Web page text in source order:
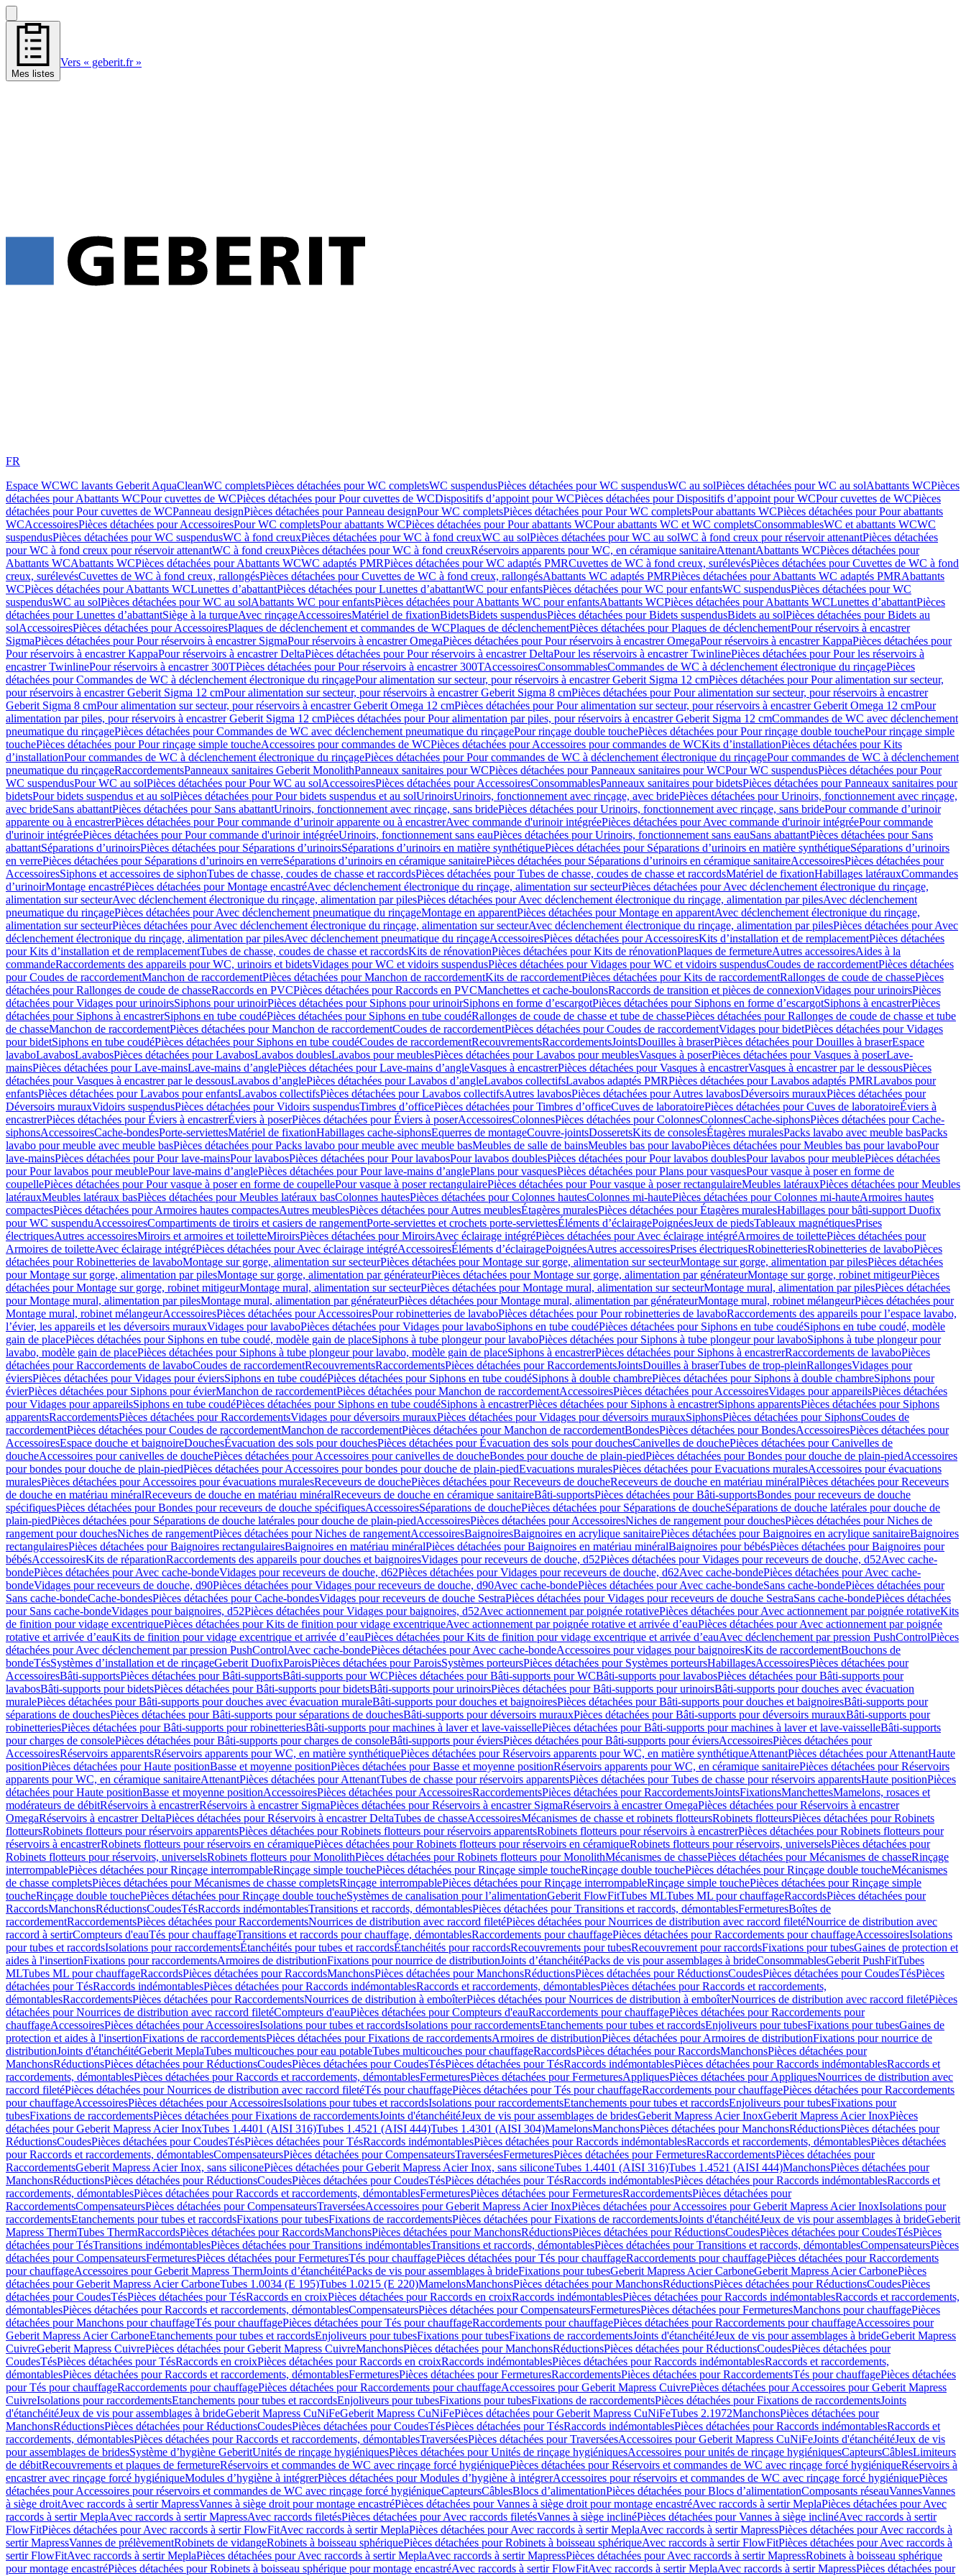
Mes listes
Vers « geberit.fr »
FR
Espace WCWC lavants Geberit AquaCleanWC completsPièces détachées pour WC completsWC suspendusPièces détachées pour WC suspendusWC au solPièces détachées pour WC au solAbattants WCPièces
détachées pour Abattants WCPour cuvettes de WCPièces détachées pour Pour cuvettes de WCDispositifs d’appoint pour WCPièces détachées pour Dispositifs d’appoint pour WCPour cuvettes de WCPièces
détachées pour Pour cuvettes de WCPanneau designPièces détachées pour Panneau designPour WC completsPièces détachées pour Pour WC completsPour abattants WCPièces détachées pour Pour abattants
WCAccessoiresPièces détachées pour AccessoiresPour WC completsPour abattants WCPièces détachées pour Pour abattants WCPour abattants WC et WC completsConsommablesWC et abattants WCWC
suspendusPièces détachées pour WC suspendusWC à fond creuxPièces détachées pour WC à fond creuxWC au solPièces détachées pour WC au solWC à fond creux pour réservoir attenantPièces détachées
pour WC à fond creux pour réservoir attenantWC à fond creuxPièces détachées pour WC à fond creuxRéservoirs apparents pour WC, en céramique sanitaireAttenantAbattants WCPièces détachées pour
Abattants WCAbattants WCPièces détachées pour Abattants WCWC adaptés PMRPièces détachées pour WC adaptés PMRCuvettes de WC à fond creux, surélevésPièces détachées pour Cuvettes de WC à fond
creux, surélevésCuvettes de WC à fond creux, rallongésPièces détachées pour Cuvettes de WC à fond creux, rallongésAbattants WC adaptés PMRPièces détachées pour Abattants WC adaptés PMRAbattants
WCPièces détachées pour Abattants WCLunettes d’abattantPièces détachées pour Lunettes d’abattantWC pour enfantsPièces détachées pour WC pour enfantsWC suspendusPièces détachées pour WC
suspendusWC au solPièces détachées pour WC au solAbattants WC pour enfantsPièces détachées pour Abattants WC pour enfantsAbattants WCPièces détachées pour Abattants WCLunettes d’abattantPièces
détachées pour Lunettes d’abattantSiège à la turqueAvec rinçageAccessoiresMatériel de fixationBidetsBidets suspendusPièces détachées pour Bidets suspendusBidets au solPièces détachées pour Bidets au
solAccessoiresPièces détachées pour AccessoiresPlaques de déclenchement et commandes de WCPlaques de déclenchementPièces détachées pour Plaques de déclenchementPour réservoirs à encastrer
SigmaPièces détachées pour Pour réservoirs à encastrer SigmaPour réservoirs à encastrer OmegaPièces détachées pour Pour réservoirs à encastrer OmegaPour réservoirs à encastrer KappaPièces détachées pour
Pour réservoirs à encastrer KappaPour réservoirs à encastrer DeltaPièces détachées pour Pour réservoirs à encastrer DeltaPour les réservoirs à encastrer TwinlinePièces détachées pour Pour les réservoirs à
encastrer TwinlinePour réservoirs à encastrer 300TPièces détachées pour Pour réservoirs à encastrer 300TAccessoiresConsommablesCommandes de WC à déclenchement électronique du rinçagePièces
détachées pour Commandes de WC à déclenchement électronique du rinçagePour alimentation sur secteur, pour réservoirs à encastrer Geberit Sigma 12 cmPièces détachées pour Pour alimentation sur secteur,
pour réservoirs à encastrer Geberit Sigma 12 cmPour alimentation sur secteur, pour réservoirs à encastrer Geberit Sigma 8 cmPièces détachées pour Pour alimentation sur secteur, pour réservoirs à encastrer
Geberit Sigma 8 cmPour alimentation sur secteur, pour réservoirs à encastrer Geberit Omega 12 cmPièces détachées pour Pour alimentation sur secteur, pour réservoirs à encastrer Geberit Omega 12 cmPour
alimentation par piles, pour réservoirs à encastrer Geberit Sigma 12 cmPièces détachées pour Pour alimentation par piles, pour réservoirs à encastrer Geberit Sigma 12 cmCommandes de WC avec déclenchement
pneumatique du rinçagePièces détachées pour Commandes de WC avec déclenchement pneumatique du rinçagePour rinçage double touchePièces détachées pour Pour rinçage double touchePour rinçage simple
touchePièces détachées pour Pour rinçage simple toucheAccessoires pour commandes de WCPièces détachées pour Accessoires pour commandes de WCKits d’installationPièces détachées pour Kits
d’installationPour commandes de WC à déclenchement électronique du rinçagePièces détachées pour Pour commandes de WC à déclenchement électronique du rinçagePour commandes de WC à déclenchement
pneumatique du rinçageRaccordementsPanneaux sanitaires Geberit MonolithPanneaux sanitaires pour WCPièces détachées pour Panneaux sanitaires pour WCPour WC suspendusPièces détachées pour Pour
WC suspendusPour WC au solPièces détachées pour Pour WC au solAccessoiresPièces détachées pour AccessoiresConsommablesPanneaux sanitaires pour bidetsPièces détachées pour Panneaux sanitaires pour
bidetsPour bidets suspendus et au solPièces détachées pour Pour bidets suspendus et au solUrinoirsUrinoirs, fonctionnement avec rinçage, avec bridePièces détachées pour Urinoirs, fonctionnement avec rinçage,
avec brideSans abattantPièces détachées pour Sans abattantUrinoirs, fonctionnement avec rinçage, sans bridePièces détachées pour Urinoirs, fonctionnement avec rinçage, sans bridePour commande d’urinoir
apparente ou à encastrerPièces détachées pour Pour commande d’urinoir apparente ou à encastrerAvec commande d'urinoir intégréePièces détachées pour Avec commande d'urinoir intégréePour commande
d'urinoir intégréePièces détachées pour Pour commande d'urinoir intégréeUrinoirs, fonctionnement sans eauPièces détachées pour Urinoirs, fonctionnement sans eauSans abattantPièces détachées pour Sans
abattantSéparations d’urinoirsPièces détachées pour Séparations d’urinoirsSéparations d’urinoirs en matière synthétiquePièces détachées pour Séparations d’urinoirs en matière synthétiqueSéparations d’urinoirs
en verrePièces détachées pour Séparations d’urinoirs en verreSéparations d’urinoirs en céramique sanitairePièces détachées pour Séparations d’urinoirs en céramique sanitaireAccessoiresPièces détachées pour
AccessoiresSiphons et accessoires de siphonTubes de chasse, coudes de chasse et raccordsPièces détachées pour Tubes de chasse, coudes de chasse et raccordsMatériel de fixationHabillages latérauxCommandes
dʼurinoirMontage encastréPièces détachées pour Montage encastréAvec déclenchement électronique du rinçage, alimentation sur secteurPièces détachées pour Avec déclenchement électronique du rinçage,
alimentation sur secteurAvec déclenchement électronique du rinçage, alimentation par pilesPièces détachées pour Avec déclenchement électronique du rinçage, alimentation par pilesAvec déclenchement
pneumatique du rinçagePièces détachées pour Avec déclenchement pneumatique du rinçageMontage en apparentPièces détachées pour Montage en apparentAvec déclenchement électronique du rinçage,
alimentation sur secteurPièces détachées pour Avec déclenchement électronique du rinçage, alimentation sur secteurAvec déclenchement électronique du rinçage, alimentation par pilesPièces détachées pour Avec
déclenchement électronique du rinçage, alimentation par pilesAvec déclenchement pneumatique du rinçageAccessoiresPièces détachées pour AccessoiresKits d’installation et de remplacementPièces détachées
pour Kits d’installation et de remplacementTubes de chasse, coudes de chasse et raccordsKits de rénovationPièces détachées pour Kits de rénovationPlaques de fermetureAutres accessoiresAides à la
commandeRaccordements des appareils pour WC, urinoirs et bidetsVidages pour WC et vidoirs suspendusPièces détachées pour Vidages pour WC et vidoirs suspendusCoudes de raccordementPièces détachées
pour Coudes de raccordementManchon de raccordementPièces détachées pour Manchon de raccordementKits de raccordementPièces détachées pour Kits de raccordementRallonges de coude de chassePièces
détachées pour Rallonges de coude de chasseRaccords en PVCPièces détachées pour Raccords en PVCManchettes et cache-boulonsRaccords de transition et pièces de connexionVidages pour urinoirsPièces
détachées pour Vidages pour urinoirsSiphons pour urinoirPièces détachées pour Siphons pour urinoirSiphons en forme d’escargotPièces détachées pour Siphons en forme d’escargotSiphons à encastrerPièces
détachées pour Siphons à encastrerSiphons en tube coudéPièces détachées pour Siphons en tube coudéRallonges de coude de chasse et tube de chassePièces détachées pour Rallonges de coude de chasse et tube
de chasseManchon de raccordementPièces détachées pour Manchon de raccordementCoudes de raccordementPièces détachées pour Coudes de raccordementVidages pour bidetPièces détachées pour Vidages
pour bidetSiphons en tube coudéPièces détachées pour Siphons en tube coudéCoudes de raccordementRecouvrementsRaccordementsJointsDouilles à braserPièces détachées pour Douilles à braserEspace
lavaboLavabosLavabosPièces détachées pour LavabosLavabos doublesLavabos pour meublesPièces détachées pour Lavabos pour meublesVasques à poserPièces détachées pour Vasques à poserLave-
mainsPièces détachées pour Lave-mainsLave-mains d’anglePièces détachées pour Lave-mains d’angleVasques à encastrerPièces détachées pour Vasques à encastrerVasques à encastrer par le dessousPièces
détachées pour Vasques à encastrer par le dessousLavabos d’anglePièces détachées pour Lavabos d’angleLavabos collectifsLavabos adaptés PMRPièces détachées pour Lavabos adaptés PMRLavabos pour
enfantsPièces détachées pour Lavabos pour enfantsLavabos collectifsPièces détachées pour Lavabos collectifsAutres lavabosPièces détachées pour Autres lavabosDéversoirs murauxPièces détachées pour
Déversoirs murauxVidoirs suspendusPièces détachées pour Vidoirs suspendusTimbres dʼofficePièces détachées pour Timbres dʼofficeCuves de laboratoirePièces détachées pour Cuves de laboratoireÉviers à
encastrerPièces détachées pour Éviers à encastrerÉviers à poserPièces détachées pour Éviers à poserAccessoiresColonnesPièces détachées pour ColonnesColonnesCache-siphonsPièces détachées pour Cache-
siphonsAccessoiresCache-bondesPorte-serviettesMatériel de fixationHabillages cache-siphonsEquerres de montageCouvre-jointsDosseretsKits de consolesÉtagères muralesPacks lavabo avec meuble basPacks
lavabo pour meuble avec meuble basPièces détachées pour Packs lavabo pour meuble avec meuble basMeubles de salle de bainsMeubles bas pour lavaboPièces détachées pour Meubles bas pour lavaboPour
lave-mainsPièces détachées pour Pour lave-mainsPour lavabosPièces détachées pour Pour lavabosPour lavabos doublesPièces détachées pour Pour lavabos doublesPour lavabos pour meublePièces détachées
pour Pour lavabos pour meublePour lave-mains d’anglePièces détachées pour Pour lave-mains d’anglePlans pour vasquesPièces détachées pour Plans pour vasquesPour vasque à poser en forme de
coupellePièces détachées pour Pour vasque à poser en forme de coupellePour vasque à poser rectangulairePièces détachées pour Pour vasque à poser rectangulaireMeubles latérauxPièces détachées pour Meubles
latérauxMeubles latéraux basPièces détachées pour Meubles latéraux basColonnes hautesPièces détachées pour Colonnes hautesColonnes mi-hautePièces détachées pour Colonnes mi-hauteArmoires hautes
compactesPièces détachées pour Armoires hautes compactesAutres meublesPièces détachées pour Autres meublesÉtagères muralesPièces détachées pour Étagères muralesHabillages pour bâti-support Duofix
pour WC suspenduAccessoiresCompartiments de tiroirs et casiers de rangementPorte-serviettes et crochets porte-serviettesÉléments d’éclairagePoignéesJeux de piedsTableaux magnétiquesPrises
électriquesAutres accessoiresMiroirs et armoires et toiletteMiroirsPièces détachées pour MiroirsAvec éclairage intégréPièces détachées pour Avec éclairage intégréArmoires de toilettePièces détachées pour
Armoires de toiletteAvec éclairage intégréPièces détachées pour Avec éclairage intégréAccessoiresÉléments d’éclairagePoignéesAutres accessoiresPrises électriquesRobinetteriesRobinetteries de lavaboPièces
détachées pour Robinetteries de lavaboMontage sur gorge, alimentation sur secteurPièces détachées pour Montage sur gorge, alimentation sur secteurMontage sur gorge, alimentation par pilesPièces détachées
pour Montage sur gorge, alimentation par pilesMontage sur gorge, alimentation par générateurPièces détachées pour Montage sur gorge, alimentation par générateurMontage sur gorge, robinet mitigeurPièces
détachées pour Montage sur gorge, robinet mitigeurMontage mural, alimentation sur secteurPièces détachées pour Montage mural, alimentation sur secteurMontage mural, alimentation par pilesPièces détachées
pour Montage mural, alimentation par pilesMontage mural, alimentation par générateurPièces détachées pour Montage mural, alimentation par générateurMontage mural, robinet mélangeurPièces détachées pour
Montage mural, robinet mélangeurAccessoiresPièces détachées pour AccessoiresPour robinetteries de lavaboPièces détachées pour Pour robinetteries de lavaboRaccordements des appareils pour l’espace lavabo,
l’évier, les appareils et les déversoirs murauxVidages pour lavaboPièces détachées pour Vidages pour lavaboSiphons en tube coudéPièces détachées pour Siphons en tube coudéSiphons en tube coudé, modèle
gain de placePièces détachées pour Siphons en tube coudé, modèle gain de placeSiphons à tube plongeur pour lavaboPièces détachées pour Siphons à tube plongeur pour lavaboSiphons à tube plongeur pour
lavabo, modèle gain de placePièces détachées pour Siphons à tube plongeur pour lavabo, modèle gain de placeSiphons à encastrerPièces détachées pour Siphons à encastrerRaccordements de lavaboPièces
détachées pour Raccordements de lavaboCoudes de raccordementRecouvrementsRaccordementsPièces détachées pour RaccordementsJointsDouilles à braserTubes de trop-pleinRallongesVidages pour
éviersPièces détachées pour Vidages pour éviersSiphons en tube coudéPièces détachées pour Siphons en tube coudéSiphons à double chambrePièces détachées pour Siphons à double chambreSiphons pour
évierPièces détachées pour Siphons pour évierManchon de raccordementPièces détachées pour Manchon de raccordementAccessoiresPièces détachées pour AccessoiresVidages pour appareilsPièces détachées
pour Vidages pour appareilsSiphons en tube coudéPièces détachées pour Siphons en tube coudéSiphons à encastrerPièces détachées pour Siphons à encastrerSiphons apparentsPièces détachées pour Siphons
apparentsRaccordementsPièces détachées pour RaccordementsVidages pour déversoirs murauxPièces détachées pour Vidages pour déversoirs murauxSiphonsPièces détachées pour SiphonsCoudes de
raccordementPièces détachées pour Coudes de raccordementManchon de raccordementPièces détachées pour Manchon de raccordementBondesPièces détachées pour BondesAccessoiresPièces détachées pour
AccessoiresEspace douche et baignoireDouchesÉvacuation des sols pour douchesPièces détachées pour Évacuation des sols pour douchesCanivelles de douchePièces détachées pour Canivelles de
doucheAccessoires pour canivelles de douchePièces détachées pour Accessoires pour canivelles de doucheBondes pour douche de plain-piedPièces détachées pour Bondes pour douche de plain-piedAccessoires
pour bondes pour douche de plain-piedPièces détachées pour Accessoires pour bondes pour douche de plain-piedEvacuations muralesPièces détachées pour Evacuations muralesAccessoires pour évacuations
muralesPièces détachées pour Accessoires pour évacuations muralesReceveurs de douchePièces détachées pour Receveurs de doucheReceveurs de douche en matériau minéralPièces détachées pour Receveurs
de douche en matériau minéralReceveurs de douche en matériau minéralReceveurs de douche en céramique sanitaireBâti-supportsPièces détachées pour Bâti-supportsBondes pour receveurs de douche
spécifiquesPièces détachées pour Bondes pour receveurs de douche spécifiquesAccessoiresSéparations de douchePièces détachées pour Séparations de doucheSéparations de douche latérales pour douche de
plain-piedPièces détachées pour Séparations de douche latérales pour douche de plain-piedAccessoiresPièces détachées pour AccessoiresNiches de rangement pour douchesPièces détachées pour Niches de
rangement pour douchesNiches de rangementPièces détachées pour Niches de rangementAccessoiresBaignoiresBaignoires en acrylique sanitairePièces détachées pour Baignoires en acrylique sanitaireBaignoires
rectangulairesPièces détachées pour Baignoires rectangulairesBaignoires en matériau minéralPièces détachées pour Baignoires en matériau minéralBaignoires pour bébésPièces détachées pour Baignoires pour
bébésAccessoiresKits de réparationRaccordements des appareils pour douches et baignoiresVidages pour receveurs de douche, d52Pièces détachées pour Vidages pour receveurs de douche, d52Avec cache-
bondePièces détachées pour Avec cache-bondeVidages pour receveurs de douche, d62Pièces détachées pour Vidages pour receveurs de douche, d62Avec cache-bondePièces détachées pour Avec cache-
bondeVidages pour receveurs de douche, d90Pièces détachées pour Vidages pour receveurs de douche, d90Avec cache-bondePièces détachées pour Avec cache-bondeSans cache-bondePièces détachées pour
Sans cache-bondeCache-bondesPièces détachées pour Cache-bondesVidages pour receveurs de douche SestraPièces détachées pour Vidages pour receveurs de douche SestraSans cache-bondePièces détachées
pour Sans cache-bondeVidages pour baignoires, d52Pièces détachées pour Vidages pour baignoires, d52Avec actionnement par poignée rotativePièces détachées pour Avec actionnement par poignée rotativeKits
de finition pour vidage excentriquePièces détachées pour Kits de finition pour vidage excentriqueAvec actionnement par poignée rotative et arrivée d’eauPièces détachées pour Avec actionnement par poignée
rotative et arrivée d’eauKits de finition pour vidage excentrique et arrivée d’eauPièces détachées pour Kits de finition pour vidage excentrique et arrivée d’eauAvec déclenchement par pression PushControlPièces
détachées pour Avec déclenchement par pression PushControlAvec cache-bondePièces détachées pour Avec cache-bondeAccessoires pour vidages pour baignoiresKits de raccordementBouchons de
bondeTésSystèmes d’installation et de rinçageGeberit DuofixParoisPièces détachées pour ParoisSystèmes porteursPièces détachées pour Systèmes porteursHabillagesAccessoiresPièces détachées pour
AccessoiresBâti-supportsPièces détachées pour Bâti-supportsBâti-supports pour WCPièces détachées pour Bâti-supports pour WCBâti-supports pour lavabosPièces détachées pour Bâti-supports pour
lavabosBâti-supports pour bidetsPièces détachées pour Bâti-supports pour bidetsBâti-supports pour urinoirsPièces détachées pour Bâti-supports pour urinoirsBâti-supports pour douches avec évacuation
muralePièces détachées pour Bâti-supports pour douches avec évacuation muraleBâti-supports pour douches et baignoiresPièces détachées pour Bâti-supports pour douches et baignoiresBâti-supports pour
séparations de douchesPièces détachées pour Bâti-supports pour séparations de douchesBâti-supports pour déversoirs murauxPièces détachées pour Bâti-supports pour déversoirs murauxBâti-supports pour
robinetteriesPièces détachées pour Bâti-supports pour robinetteriesBâti-supports pour machines à laver et lave-vaissellePièces détachées pour Bâti-supports pour machines à laver et lave-vaisselleBâti-supports
pour charges de consolePièces détachées pour Bâti-supports pour charges de consoleBâti-supports pour éviersPièces détachées pour Bâti-supports pour éviersAccessoiresPièces détachées pour
AccessoiresRéservoirs apparentsRéservoirs apparents pour WC, en matière synthétiquePièces détachées pour Réservoirs apparents pour WC, en matière synthétiqueAttenantPièces détachées pour AttenantHaute
positionPièces détachées pour Haute positionBasse et moyenne positionPièces détachées pour Basse et moyenne positionRéservoirs apparents pour WC, en céramique sanitairePièces détachées pour Réservoirs
apparents pour WC, en céramique sanitaireAttenantPièces détachées pour AttenantTubes de chasse pour réservoirs apparentsPièces détachées pour Tubes de chasse pour réservoirs apparentsHaute positionPièces
détachées pour Haute positionBasse et moyenne positionAccessoiresPièces détachées pour AccessoiresRaccordementsPièces détachées pour RaccordementsJointsFixationsManchettesMamelons, rosaces et
modérateurs de débitRéservoirs à encastrerRéservoirs à encastrer SigmaPièces détachées pour Réservoirs à encastrer SigmaRéservoirs à encastrer OmegaPièces détachées pour Réservoirs à encastrer
OmegaRéservoirs à encastrer DeltaPièces détachées pour Réservoirs à encastrer DeltaTubes de chasseAccessoiresMécanismes de chasse et robinets flotteursRobinets flotteursPièces détachées pour Robinets
flotteursRobinets flotteurs pour réservoirs apparentsPièces détachées pour Robinets flotteurs pour réservoirs apparentsRobinets flotteurs pour réservoirs à encastrerPièces détachées pour Robinets flotteurs pour
réservoirs à encastrerRobinets flotteurs pour réservoirs en céramiquePièces détachées pour Robinets flotteurs pour réservoirs en céramiqueRobinets flotteurs pour réservoirs, universelsPièces détachées pour
Robinets flotteurs pour réservoirs, universelsRobinets flotteurs pour MonolithPièces détachées pour Robinets flotteurs pour MonolithMécanismes de chassePièces détachées pour Mécanismes de chasseRinçage
interrompablePièces détachées pour Rinçage interrompableRinçage simple touchePièces détachées pour Rinçage simple toucheRinçage double touchePièces détachées pour Rinçage double toucheMécanismes
de chasse completsPièces détachées pour Mécanismes de chasse completsRinçage interrompablePièces détachées pour Rinçage interrompableRinçage simple touchePièces détachées pour Rinçage simple
toucheRinçage double touchePièces détachées pour Rinçage double toucheSystèmes de canalisation pour l’alimentationGeberit FlowFitTubes MLTubes ML pour chauffageRaccordsPièces détachées pour
RaccordsManchonsRéductionsCoudesTésRaccords indémontablesTransitions et raccords, démontablesPièces détachées pour Transitions et raccords, démontablesFermeturesBoîtes de
raccordementRaccordementsPièces détachées pour RaccordementsNourrices de distribution avec raccord filetéPièces détachées pour Nourrices de distribution avec raccord filetéNourrice de distribution avec
raccord à sertirCompteurs d'eauTés pour chauffageTransitions et raccords pour chauffage, démontablesRaccordements pour chauffagePièces détachées pour Raccordements pour chauffageAccessoiresIsolations
pour tubes et raccordsIsolations pour raccordementsÉtanchéités pour tubes et raccordsÉtanchéités pour raccordsRecouvrements pour tubesRecouvrement pour raccordsFixations pour tubesGaines de protection et
aides à l'insertionFixations pour raccordementsArmoires de distributionFixations pour nourrice de distributionJoints d’étanchéitéPacks de vis pour assemblages à brideConsommablesGeberit PushFitTubes
MLTubes ML pour chauffageRaccordsPièces détachées pour RaccordsManchonsPièces détachées pour ManchonsRéductionsPièces détachées pour RéductionsCoudesPièces détachées pour CoudesTésPièces
détachées pour TésRaccords indémontablesPièces détachées pour Raccords indémontablesRaccords et raccordements, démontablesPièces détachées pour Raccords et raccordements,
démontablesRaccordementsPièces détachées pour RaccordementsNourrices de distribution à emboîterPièces détachées pour Nourrices de distribution à emboîterNourrices de distribution avec raccord filetéPièces
détachées pour Nourrices de distribution avec raccord filetéCompteurs d'eauPièces détachées pour Compteurs d'eauRaccordements pour chauffagePièces détachées pour Raccordements pour
chauffageAccessoiresPièces détachées pour AccessoiresIsolations pour tubes et raccordsIsolations pour raccordementsEtanchements pour tubes et raccordsEnjoliveurs pour tubesFixations pour tubesGaines de
protection et aides à l'insertionFixations de raccordementsPièces détachées pour Fixations de raccordementsArmoires de distributionPièces détachées pour Armoires de distributionFixations pour nourrice de
distributionJoints d'étanchéitéGeberit MeplaTubes multicouches pour eau potableTubes multicouches pour chauffageRaccordsPièces détachées pour RaccordsManchonsPièces détachées pour
ManchonsRéductionsPièces détachées pour RéductionsCoudesPièces détachées pour CoudesTésPièces détachées pour TésRaccords indémontablesPièces détachées pour Raccords indémontablesRaccords et
raccordements, démontablesPièces détachées pour Raccords et raccordements, démontablesFermeturesPièces détachées pour FermeturesAppliquesPièces détachées pour AppliquesNourrices de distribution avec
raccord filetéPièces détachées pour Nourrices de distribution avec raccord filetéTés pour chauffagePièces détachées pour Tés pour chauffageRaccordements pour chauffagePièces détachées pour Raccordements
pour chauffageAccessoiresPièces détachées pour AccessoiresIsolations pour tubes et raccordsIsolations pour raccordementsEtanchements pour tubes et raccordsEnjoliveurs pour tubesFixations pour
tubesFixations de raccordementsPièces détachées pour Fixations de raccordementsJoints d'étanchéitéJeux de vis pour assemblages de bridesGeberit Mapress Acier InoxGeberit Mapress Acier InoxPièces
détachées pour Geberit Mapress Acier InoxTubes 1.4401 (AISI 316)Tubes 1.4521 (AISI 444)Tubes 1.4301 (AISI 304)MamelonsManchonsPièces détachées pour ManchonsRéductionsPièces détachées pour
RéductionsCoudesPièces détachées pour CoudesTésPièces détachées pour TésRaccords indémontablesPièces détachées pour Raccords indémontablesRaccords et raccordements, démontablesPièces détachées
pour Raccords et raccordements, démontablesCompensateursPièces détachées pour CompensateursTraverséesFermeturesPièces détachées pour FermeturesRaccordementsPièces détachées pour
RaccordementsGeberit Mapress Acier Inox, sans siliconePièces détachées pour Geberit Mapress Acier Inox, sans siliconeTubes 1.4401 (AISI 316)Tubes 1.4521 (AISI 444)ManchonsPièces détachées pour
ManchonsRéductionsPièces détachées pour RéductionsCoudesPièces détachées pour CoudesTésPièces détachées pour TésRaccords indémontablesPièces détachées pour Raccords indémontablesRaccords et
raccordements, démontablesPièces détachées pour Raccords et raccordements, démontablesFermeturesPièces détachées pour FermeturesRaccordementsPièces détachées pour
RaccordementsCompensateursPièces détachées pour CompensateursTraverséesAccessoires pour Geberit Mapress Acier InoxPièces détachées pour Accessoires pour Geberit Mapress Acier InoxIsolations pour
raccordementsEtanchements pour tubes et raccordsFixations pour tubesFixations de raccordementsPièces détachées pour Fixations de raccordementsJoints d'étanchéitéJeux de vis pour assemblages à brideGeberit
Mapress ThermTubes ThermRaccordsPièces détachées pour RaccordsManchonsPièces détachées pour ManchonsRéductionsPièces détachées pour RéductionsCoudesPièces détachées pour CoudesTésPièces
détachées pour TésTransitions indémontablesPièces détachées pour Transitions indémontablesTransitions et raccords, démontablesPièces détachées pour Transitions et raccords, démontablesCompensateursPièces
détachées pour CompensateursFermeturesPièces détachées pour FermeturesTés pour chauffagePièces détachées pour Tés pour chauffageRaccordements pour chauffagePièces détachées pour Raccordements
pour chauffageAccessoires pour Geberit Mapress ThermJoints d’étanchéitéPacks de vis pour assemblages à brideFixations pour tubesGeberit Mapress Acier CarboneGeberit Mapress Acier CarbonePièces
détachées pour Geberit Mapress Acier CarboneTubes 1.0034 (E 195)Tubes 1.0215 (E 220)MamelonsManchonsPièces détachées pour ManchonsRéductionsPièces détachées pour RéductionsCoudesPièces
détachées pour CoudesTésPièces détachées pour TésRaccords en croixPièces détachées pour Raccords en croixRaccords indémontablesPièces détachées pour Raccords indémontablesRaccords et raccordements,
démontablesPièces détachées pour Raccords et raccordements, démontablesCompensateursPièces détachées pour CompensateursFermeturesPièces détachées pour FermeturesManchons pour chauffagePièces
détachées pour Manchons pour chauffageTés pour chauffagePièces détachées pour Tés pour chauffageRaccordements pour chauffagePièces détachées pour Raccordements pour chauffageAccessoires pour
Geberit Mapress Acier CarboneEtanchements pour tubes et raccordsEnjoliveurs pour tubesFixations pour tubesFixations de raccordementsJoints d'étanchéitéJeux de vis pour assemblages à brideGeberit Mapress
CuivreGeberit Mapress CuivrePièces détachées pour Geberit Mapress CuivreManchonsPièces détachées pour ManchonsRéductionsPièces détachées pour RéductionsCoudesPièces détachées pour
CoudesTésPièces détachées pour TésRaccords en croixPièces détachées pour Raccords en croixRaccords indémontablesPièces détachées pour Raccords indémontablesRaccords et raccordements,
démontablesPièces détachées pour Raccords et raccordements, démontablesFermeturesPièces détachées pour FermeturesRaccordementsPièces détachées pour RaccordementsTés pour chauffagePièces détachées
pour Tés pour chauffageRaccordements pour chauffagePièces détachées pour Raccordements pour chauffageAccessoires pour Geberit Mapress CuivrePièces détachées pour Accessoires pour Geberit Mapress
CuivreIsolations pour raccordementsEtanchements pour tubes et raccordsEnjoliveurs pour tubesFixations pour tubesFixations de raccordementsPièces détachées pour Fixations de raccordementsJoints
d'étanchéitéJeux de vis pour assemblages à brideGeberit Mapress CuNiFeGeberit Mapress CuNiFePièces détachées pour Geberit Mapress CuNiFeTubes 2.1972ManchonsPièces détachées pour
ManchonsRéductionsPièces détachées pour RéductionsCoudesPièces détachées pour CoudesTésPièces détachées pour TésRaccords indémontablesPièces détachées pour Raccords indémontablesRaccords et
raccordements, démontablesPièces détachées pour Raccords et raccordements, démontablesTraverséesPièces détachées pour TraverséesAccessoires pour Geberit Mapress CuNiFeJoints d'étanchéitéJeux de vis
pour assemblages de bridesSystème d’hygiène GeberitUnités de rinçage hygiéniquesPièces détachées pour Unités de rinçage hygiéniquesAccessoires pour unités de rinçage hygiéniquesCapteursCâblesLimiteurs
de débitRecouvrements et plaques de fermetureRéservoirs et commandes de WC avec rinçage forcé hygiéniquePièces détachées pour Réservoirs et commandes de WC avec rinçage forcé hygiéniqueRéservoirs à
encastrer avec rinçage forcé hygiéniqueModules d’hygiène à intégrerPièces détachées pour Modules d’hygiène à intégrerAccessoires pour réservoirs et commandes de WC avec rinçage forcé hygiéniquePièces
détachées pour Accessoires pour réservoirs et commandes de WC avec rinçage forcé hygiéniqueCapteursCâblesBlocs d’alimentationPièces détachées pour Blocs d’alimentationComposants réseauVannesVannes
à siège droitAvec raccords à sertir MapressVannes à siège droit pour montage encastréPièces détachées pour Vannes à siège droit pour montage encastréAvec raccords à sertir MeplaPièces détachées pour Avec
raccords à sertir MeplaAvec raccords à sertir MapressAvec raccords filetésPièces détachées pour Avec raccords filetésVannes à siège inclinéPièces détachées pour Vannes à siège inclinéAvec raccords à sertir
FlowFitPièces détachées pour Avec raccords à sertir FlowFitAvec raccords à sertir MeplaPièces détachées pour Avec raccords à sertir MeplaAvec raccords à sertir MapressPièces détachées pour Avec raccords à
sertir MapressVannes de prélèvementRobinets de vidangeRobinets à boisseau sphériquePièces détachées pour Robinets à boisseau sphériqueAvec raccords à sertir FlowFitPièces détachées pour Avec raccords à
sertir FlowFitAvec raccords à sertir MeplaPièces détachées pour Avec raccords à sertir MeplaAvec raccords à sertir MapressPièces détachées pour Avec raccords à sertir MapressRobinets à boisseau sphérique
pour montage encastréPièces détachées pour Robinets à boisseau sphérique pour montage encastréAvec raccords à sertir FlowFitAvec raccords à sertir MeplaAvec raccords à sertir MapressPièces détachées pour